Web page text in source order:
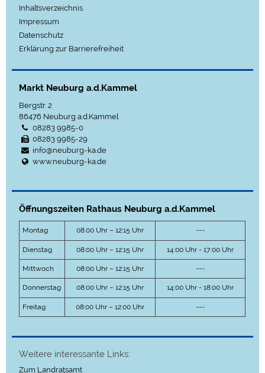
Inhaltsverzeichnis
Impressum
Datenschutz
Erklärung zur Barrierefreiheit
Markt Neuburg a.d.Kammel
Bergstr. 2
86476 Neuburg a.d.Kammel
08283 9985-0
08283 9985-29
info@neuburg-ka.de
www.neuburg-ka.de
Öffnungszeiten Rathaus Neuburg a.d.Kammel
Montag 08:00 Uhr – 12:15 Uhr ---
Dienstag 08:00 Uhr – 12:15 Uhr 14:00 Uhr - 17:00 Uhr
Mittwoch 08:00 Uhr – 12:15 Uhr ---
Donnerstag 08:00 Uhr – 12:15 Uhr 14:00 Uhr - 18:00 Uhr
Freitag 08:00 Uhr – 12:00 Uhr ---
Weitere interessante Links:
Zum Landratsamt